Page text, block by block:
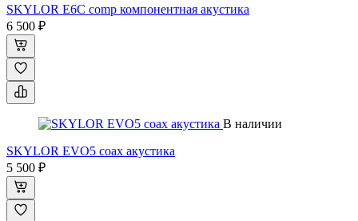
SKYLOR E6C comp компонентная акустика
6 500 ₽
В наличии
SKYLOR EVO5 coax акустика
5 500 ₽